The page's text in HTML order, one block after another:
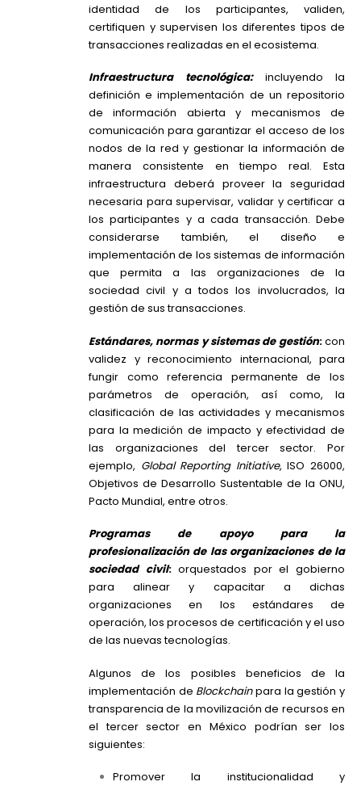
identidad de los participantes, validen,
certifiquen y supervisen los diferentes tipos de
transacciones realizadas en el ecosistema.
Infraestructura tecnológica:incluyendo la
definición e implementación de un repositorio
de información abierta y mecanismos de
comunicación para garantizar el acceso de los
nodos de la red y gestionar la información de
manera consistente en tiempo real. Esta
infraestructura deberá proveer la seguridad
necesaria para supervisar, validar y certificar a
los participantes y a cada transacción. Debe
considerarse también, el diseño e
implementación de los sistemas de información
que permita a las organizaciones de la
sociedad civil y a todos los involucrados, la
gestión de sus transacciones.
Estándares, normas y sistemas de gestión:con
validez y reconocimiento internacional, para
fungir como referencia permanente de los
parámetros de operación, así como, la
clasificación de las actividades y mecanismos
para la medición de impacto y efectividad de
las organizaciones del tercer sector. Por
ejemplo, Global Reporting Initiative, ISO 26000,
Objetivos de Desarrollo Sustentable de la ONU,
Pacto Mundial, entre otros.
Programas de apoyo para la
profesionalización de las organizaciones de la
sociedad civil:orquestados por el gobierno
para alinear y capacitar a dichas
organizaciones en los estándares de
operación, los procesos de certificación y el uso
de las nuevas tecnologías.
Algunos de los posibles beneficios de la
implementación de Blockchainpara la gestión y
transparencia de la movilización de recursos en
el tercer sector en México podrían ser los
siguientes:
Promover la institucionalidad y